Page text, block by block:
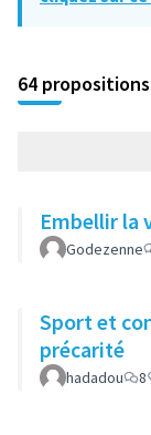
64 propositions
Embellir la
Godezenne
Sport et
précarité
hadadou 8